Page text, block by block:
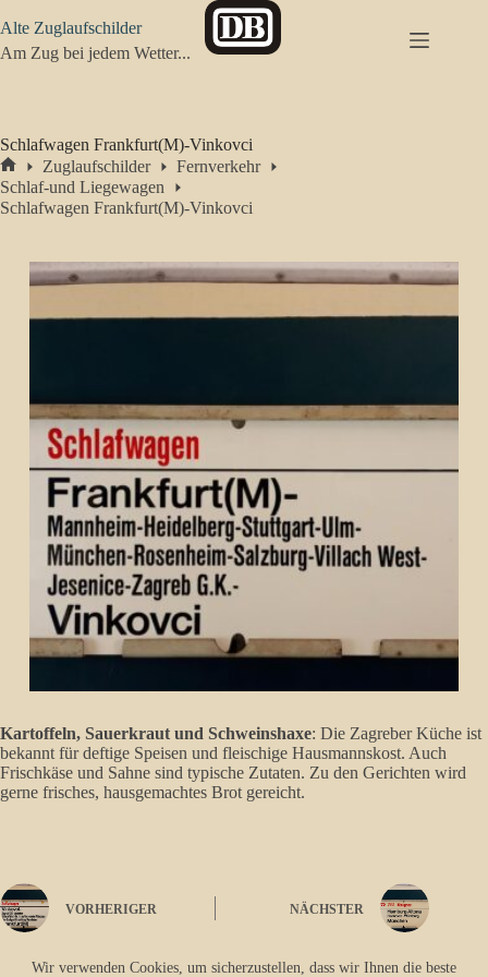
Inhalt
springen
Wir verwenden Cookies, um sicherzustellen, dass wir Ihnen die beste
Alte Zuglaufschilder
Am Zug bei jedem Wetter...
Schlafwagen Frankfurt(M)-Vinkovci
Start
Zuglaufschilder
Fernverkehr
Schlaf-und Liegewagen
Schlafwagen Frankfurt(M)-Vinkovci
Kartoffeln, Sauerkraut und Schweinshaxe: Die Zagreber Küche ist
bekannt für deftige Speisen und fleischige Hausmannskost. Auch
Frischkäse und Sahne sind typische Zutaten. Zu den Gerichten wird
gerne frisches, hausgemachtes Brot gereicht.
VORHERIGER NÄCHSTER